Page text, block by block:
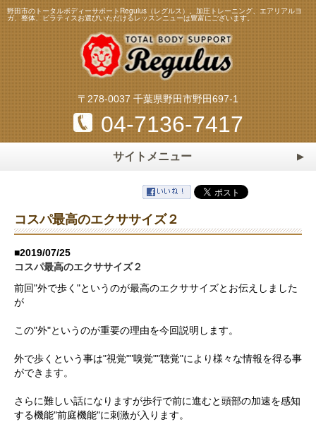
野田市のトータルボディーサポートRegulus（レグルス）。加圧トレーニング、エアリアルヨ
ガ、整体、ピラティスお選びいただけるレッスンニューは豊富にございます。
〒278-0037 千葉県野田市野田697-1
04-7136-7417
サイトメニュー
トレーニング・レッスンメニュー
エアリアルヨガ
パーソナルトレーニング パーソナルストレッチ
親子・子供運動教室 シミュレーションゴルフ
ダンスエクササイズ エステ
料金表
よくある質問
店舗紹介
お問い合わせ CONTACT
スケジュール
コスパ最高のエクササイズ２
■2019/07/25
コスパ最高のエクササイズ２
前回"外で歩く"というのが最高のエクササイズとお伝えしました
が
この"外"というのが重要の理由を今回説明します。
外で歩くという事は"視覚""嗅覚""聴覚"により様々な情報を得る事
ができます。
さらに難しい話になりますが歩行で前に進むと頭部の加速を感知
する機能"前庭機能"に刺激が入ります。